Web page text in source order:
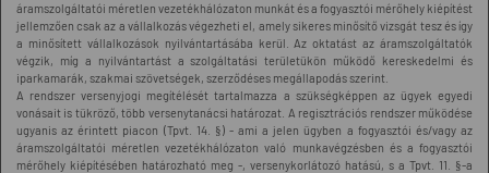
áramszolgáltatói méretlen vezetékhálózaton munkát és a fogyasztói mérőhely kiépítést
jellemzően csak az a vállalkozás végezheti el, amely sikeres minősítő vizsgát tesz és így
a minősített vállalkozások nyilvántartásába kerül. Az oktatást az áramszolgáltatók
végzik, míg a nyilvántartást a szolgáltatási területükön működő kereskedelmi és
iparkamarák, szakmai szövetségek, szerződéses megállapodás szerint.
A rendszer versenyjogi megítélését tartalmazza a szükségképpen az ügyek egyedi
vonásait is tükröző, több versenytanácsi határozat. A regisztrációs rendszer működése
ugyanis az érintett piacon (Tpvt. 14. §) - ami a jelen ügyben a fogyasztói és/vagy az
áramszolgáltatói méretlen vezetékhálózaton való munkavégzésben és a fogyasztói
mérőhely kiépítésében határozható meg -, versenykorlátozó hatású, s a Tpvt. 11. §-a